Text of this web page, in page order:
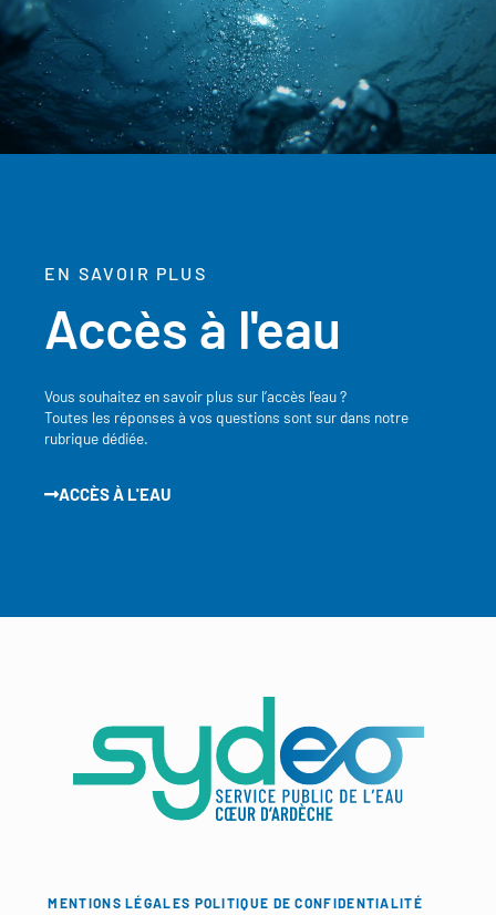
EN SAVOIR PLUS
Accès à l'eau
Vous souhaitez en savoir plus sur l’accès l’eau ?
Toutes les réponses à vos questions sont sur dans notre
rubrique dédiée.
ACCÈS À L'EAU
MENTIONS LÉGALES POLITIQUE DE CONFIDENTIALITÉ